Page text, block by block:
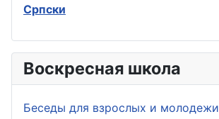
Српски
Воскресная школа
Беседы для взрослых и молодежи